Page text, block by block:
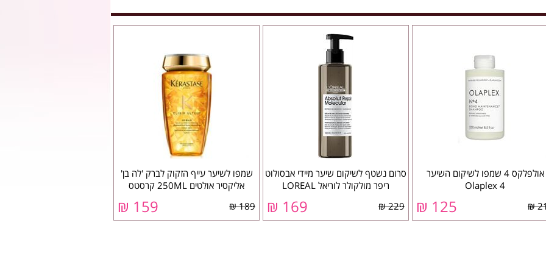
אולפלקס 4 שמפו לשיקום השיער
Olaplex 4
125 ₪
סרום נשטף לשיקום שיער מיידי אבסולוט
ריפר מולקולר לוריאל LOREAL
229 ₪
169 ₪
שמפו לשיער עייף הזקוק לברק 'לה בן'
אליקסיר אולטים 250ML קרסטס
189 ₪
159 ₪